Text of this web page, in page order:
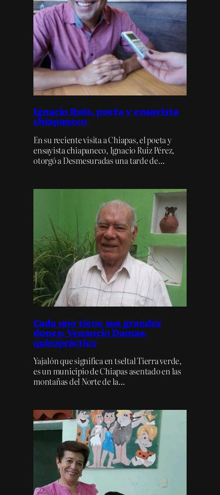
Ignacio Ruiz, poeta y ensayista
chiapaneco
En su reciente visita a Chiapas, el poeta y
ensayista chiapaneco, Ignacio Ruiz Pérez,
otorgó a Desmesuradas una tarde de…
Cada uno tiene sus grandes
dones: Venancio Damas,
quiropráctico
Yajalón que significa en tseltal Tierra verde,
es un municipio de Chiapas asentado en las
montañas del Norte de la…